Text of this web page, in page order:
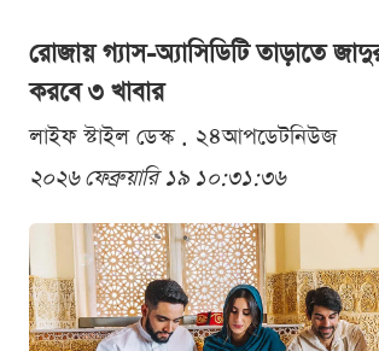
রোজায় গ্যাস-অ্যাসিডিটি তাড়াতে
করবে ৩ খাবার
লাইফ স্টাইল ডেস্ক . ২৪আপডেটনিউজ
২০২৬ ফেব্রুয়ারি ১৯ ১০:৩১:৩৬